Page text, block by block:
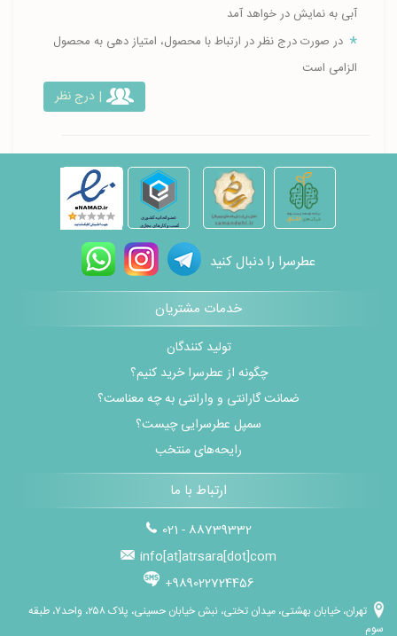
آبی به نمایش در خواهد آمد
در صورت درج نظر در ارتباط با محصول، امتیاز دهی به محصول
الزامی است
| درج نظر
عطرسرا را دنبال کنید
خدمات مشتریان
تولید کنندگان
چگونه از عطرسرا خرید کنیم؟
ضمانت گارانتی و وارانتی به چه معناست؟
سمپل عطرسرایی چیست؟
رایحه‌های منتخب
ارتباط با ما
021 - 88739332
info[at]atrsara[dot]com
+989022724456
تهران، خیابان بهشتی، میدان تختی، نبش خیابان حسینی، پلاک ۲۵۸، واحد۷، طبقه
سوم